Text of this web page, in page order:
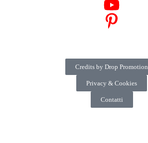
Credits by Drop Promotion
Privacy & Cookies
Contatti